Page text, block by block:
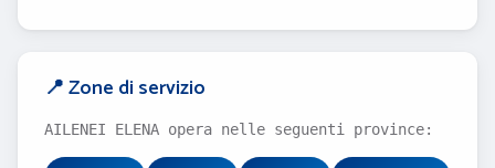
📍 Zone di servizio
AILENEI ELENA opera nelle seguenti province: